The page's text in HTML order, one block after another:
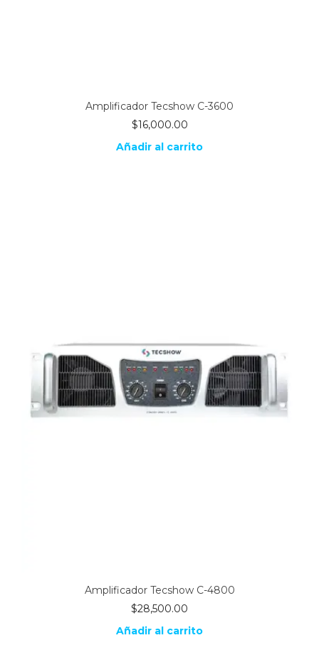
Amplificador Tecshow C-3600
$16,000.00
Añadir al carrito
Amplificador Tecshow C-4800
$28,500.00
Añadir al carrito